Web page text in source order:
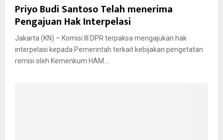
Priyo Budi Santoso Telah menerima
Pengajuan Hak Interpelasi
Jakarta (KN) – Komisi III DPR terpaksa mengajukan hak
interpelasi kepada Pemerintah terkait kebijakan pengetatan
remisi oleh Kemenkum HAM....